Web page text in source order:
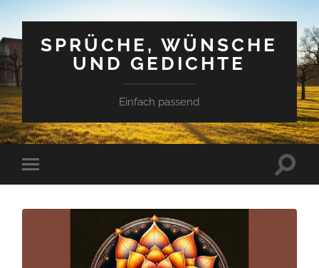
SPRÜCHE, WÜNSCHE
UND GEDICHTE
Einfach passend
Mobile-
Menü